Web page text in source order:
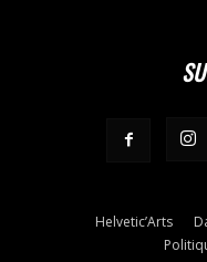
Helvetic’Arts